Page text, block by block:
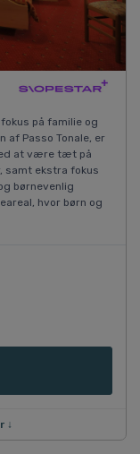
på familie og
af Passo Tonale, er
at være tæt på
samt ekstra fokus
børnevenlig
hvor børn og
↓